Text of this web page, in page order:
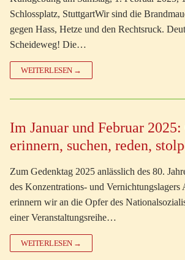
Schlossplatz, StuttgartWir sind die
gegen Hass, Hetze und den Rechtsruck.
Scheideweg! Die…
WEITERLESEN →
Im Januar und Februar 2025:
erinnern, suchen, reden,
Zum Gedenktag 2025 anlässlich des 80.
des Konzentrations- und
erinnern wir an die Opfer des
einer Veranstaltungsreihe…
WEITERLESEN →